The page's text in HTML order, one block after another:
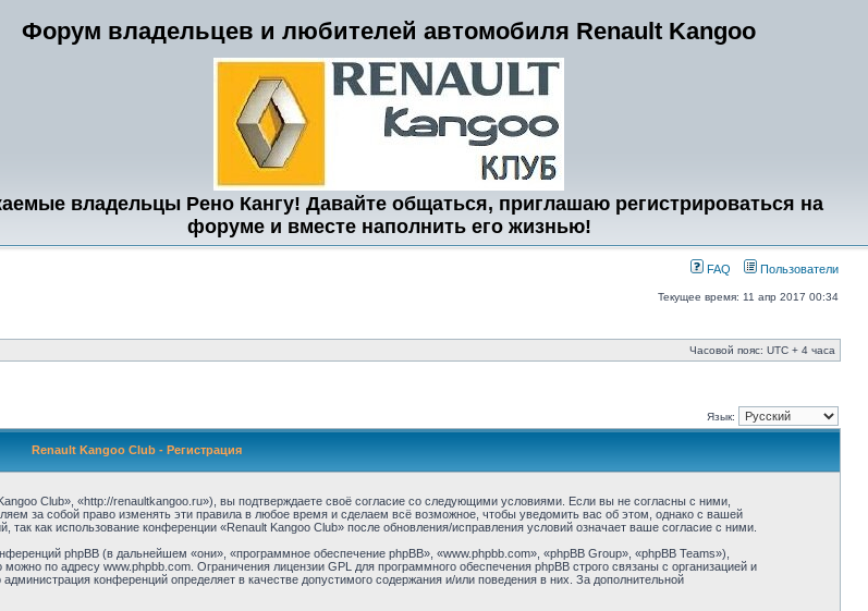
Форум владельцев и любителей автомобиля Renault Kangoo
владельцы Рено Кангу! Давайте общаться, приглашаю регистрироваться на
форуме и вместе наполнить его жизнью!
FAQ Пользователи
Текущее время: 11 апр 2017 00:34
Часовой пояс: UTC + 4 часа
Язык:
Renault Kangoo Club - Регистрация
Club», «http://renaultkangoo.ru»), вы подтверждаете своё согласие со следующими условиями. Если вы не согласны с ними,
за собой право изменять эти правила в любое время и сделаем всё возможное, чтобы уведомить вас об этом, однако с вашей
как использование конференции «Renault Kangoo Club» после обновления/исправления условий означает ваше согласие с ними.
phpBB (в дальнейшем «они», «программное обеспечение phpBB», «www.phpbb.com», «phpBB Group», «phpBB Teams»),
по адресу www.phpbb.com. Ограничения лицензии GPL для программного обеспечения phpBB строго связаны с организацией и
конференций определяет в качестве допустимого содержания и/или поведения в них. За дополнительной